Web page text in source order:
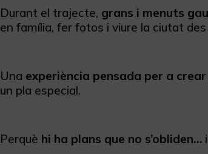
Durant el trajecte, grans i menuts
en família, fer fotos i viure la ciutat
Una experiència pensada per a
un pla especial.
Perquè hi ha plans que no s’obliden…i